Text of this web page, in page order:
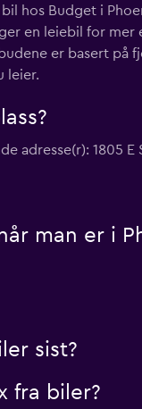
hos Budget i
en leiebil for mer
er basert på
leier.
adresse(r): 1805 E
man er i
sist?
fra biler?